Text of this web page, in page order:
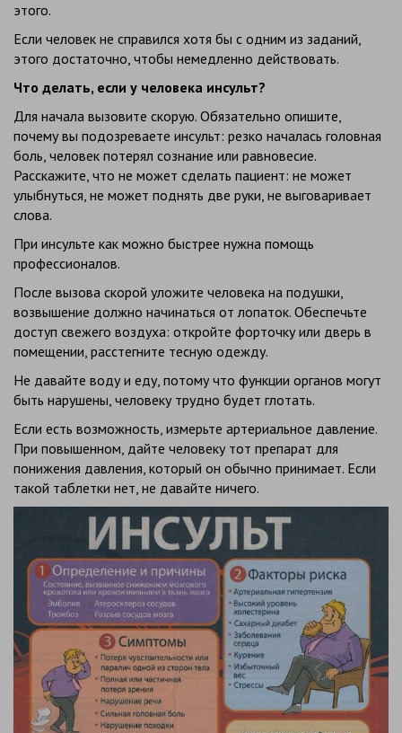
этого.
Если человек не справился хотя бы с одним из заданий,
этого достаточно, чтобы немедленно действовать.
Что делать, если у человека инсульт?
Для начала вызовите скорую. Обязательно опишите,
почему вы подозреваете инсульт: резко началась головная
боль, человек потерял сознание или равновесие.
Расскажите, что не может сделать пациент: не может
улыбнуться, не может поднять две руки, не выговаривает
слова.
При инсульте как можно быстрее нужна помощь
профессионалов.
После вызова скорой уложите человека на подушки,
возвышение должно начинаться от лопаток. Обеспечьте
доступ свежего воздуха: откройте форточку или дверь в
помещении, расстегните тесную одежду.
Не давайте воду и еду, потому что функции органов могут
быть нарушены, человеку трудно будет глотать.
Если есть возможность, измерьте артериальное давление.
При повышенном, дайте человеку тот препарат для
понижения давления, который он обычно принимает. Если
такой таблетки нет, не давайте ничего.